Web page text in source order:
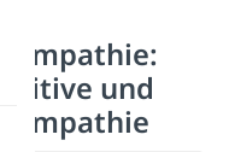
Empathie:
und
Empathie